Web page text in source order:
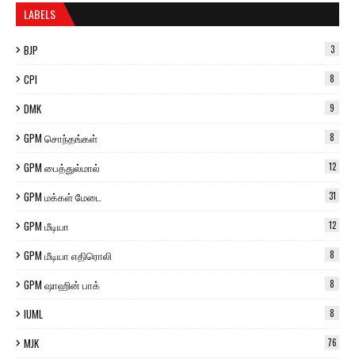
LABELS
BJP 3
CPI 8
DMK 9
GPM சொந்தங்கள் 8
GPM பைத்துல்மால் 12
GPM மக்கள் மேடை 31
GPM மீடியா 12
GPM மீடியா எதிரொலி 8
GPM ஷாஹின் பாக் 8
IUML 8
MJK 76